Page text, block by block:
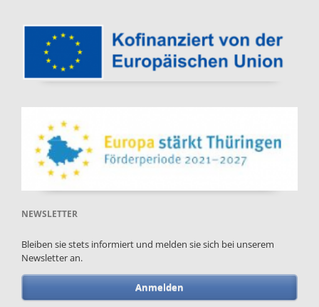
NEWSLETTER
Bleiben sie stets informiert und melden sie sich bei unserem
Newsletter an.
Anmelden